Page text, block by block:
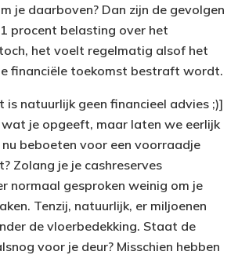
je daarboven? Dan zijn de gevolgen
procent belasting over het
het voelt regelmatig alsof het
financiële toekomst bestraft wordt.
is natuurlijk geen financieel advies ;)]
je opgeeft, maar laten we eerlijk
beboeten voor een voorraadje
Zolang je je cashreserves
normaal gesproken weinig om je
Tenzij, natuurlijk, er miljoenen
de vloerbedekking. Staat de
voor je deur? Misschien hebben